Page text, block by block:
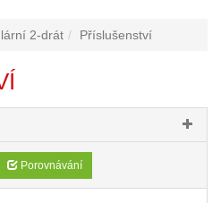
2-drát Příslušenství
Porovnávání